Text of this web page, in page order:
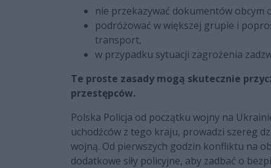
nie przekazywać dokumentów obcym
podróżować w większej grupie i
transport,
w przypadku sytuacji zagrożenia
Te proste zasady mogą skutecznie
przestępców.
Polska Policja od początku wojny na
uchodźców z tego kraju, prowadzi szereg
wojną. Od pierwszych godzin konfliktu na
dodatkowe siły policyjne, aby zadbać o